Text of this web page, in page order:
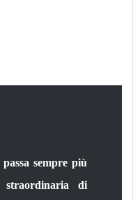
sempre più
straordinaria di